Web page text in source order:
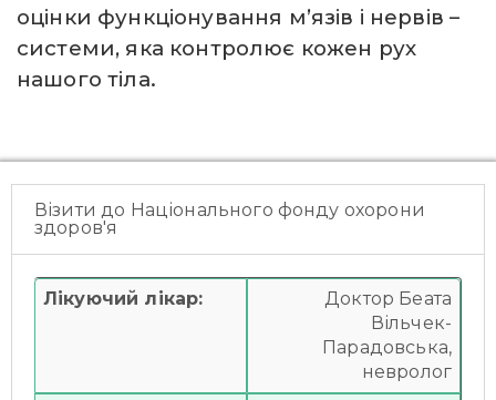
оцінки функціонування м’язів і нервів –
системи, яка контролює кожен рух
нашого тіла.
Візити до Національного фонду охорони
здоров'я
Лікуючий лікар:
Доктор Беата
Вільчек-
Парадовська,
невролог